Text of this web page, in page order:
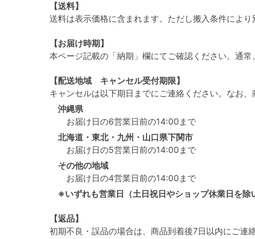
【送料】
送料は表示価格に含まれます。ただし搬入条件によ
【お届け時期】
本ページ記載の「納期」欄にてご確認ください。通
【配送地域 キャンセル受付期限】
キャンセルは以下期日までにご連絡ください。なお
沖縄県
お届け日の6営業日前の14:00まで
北海道・東北・九州・山口県下関市
お届け日の5営業日前の14:00まで
その他の地域
お届け日の4営業日前の14:00まで
※いずれも営業日（土日祝日やショップ休業日を除
【返品】
初期不良・誤品の場合は、商品到着後7日以内にご連